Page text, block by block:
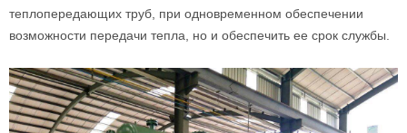
теплопередающих труб, при одновременном обеспечении
возможности передачи тепла, но и обеспечить ее срок службы.